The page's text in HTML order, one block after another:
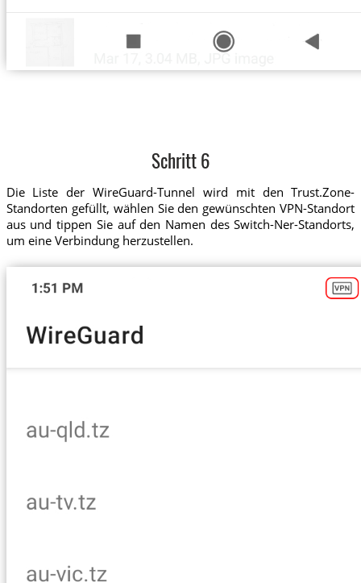
Schritt 6
Die Liste der WireGuard-Tunnel wird mit den Trust.Zone-
Standorten gefüllt, wählen Sie den gewünschten VPN-Standort
aus und tippen Sie auf den Namen des Switch-Ner-Standorts,
um eine Verbindung herzustellen.